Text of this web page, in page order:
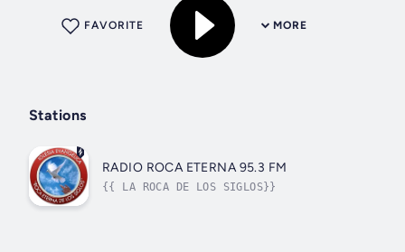
MORE
FAVORITE
Stations
RADIO ROCA ETERNA 95.3 FM
{{ LA ROCA DE LOS SIGLOS}}